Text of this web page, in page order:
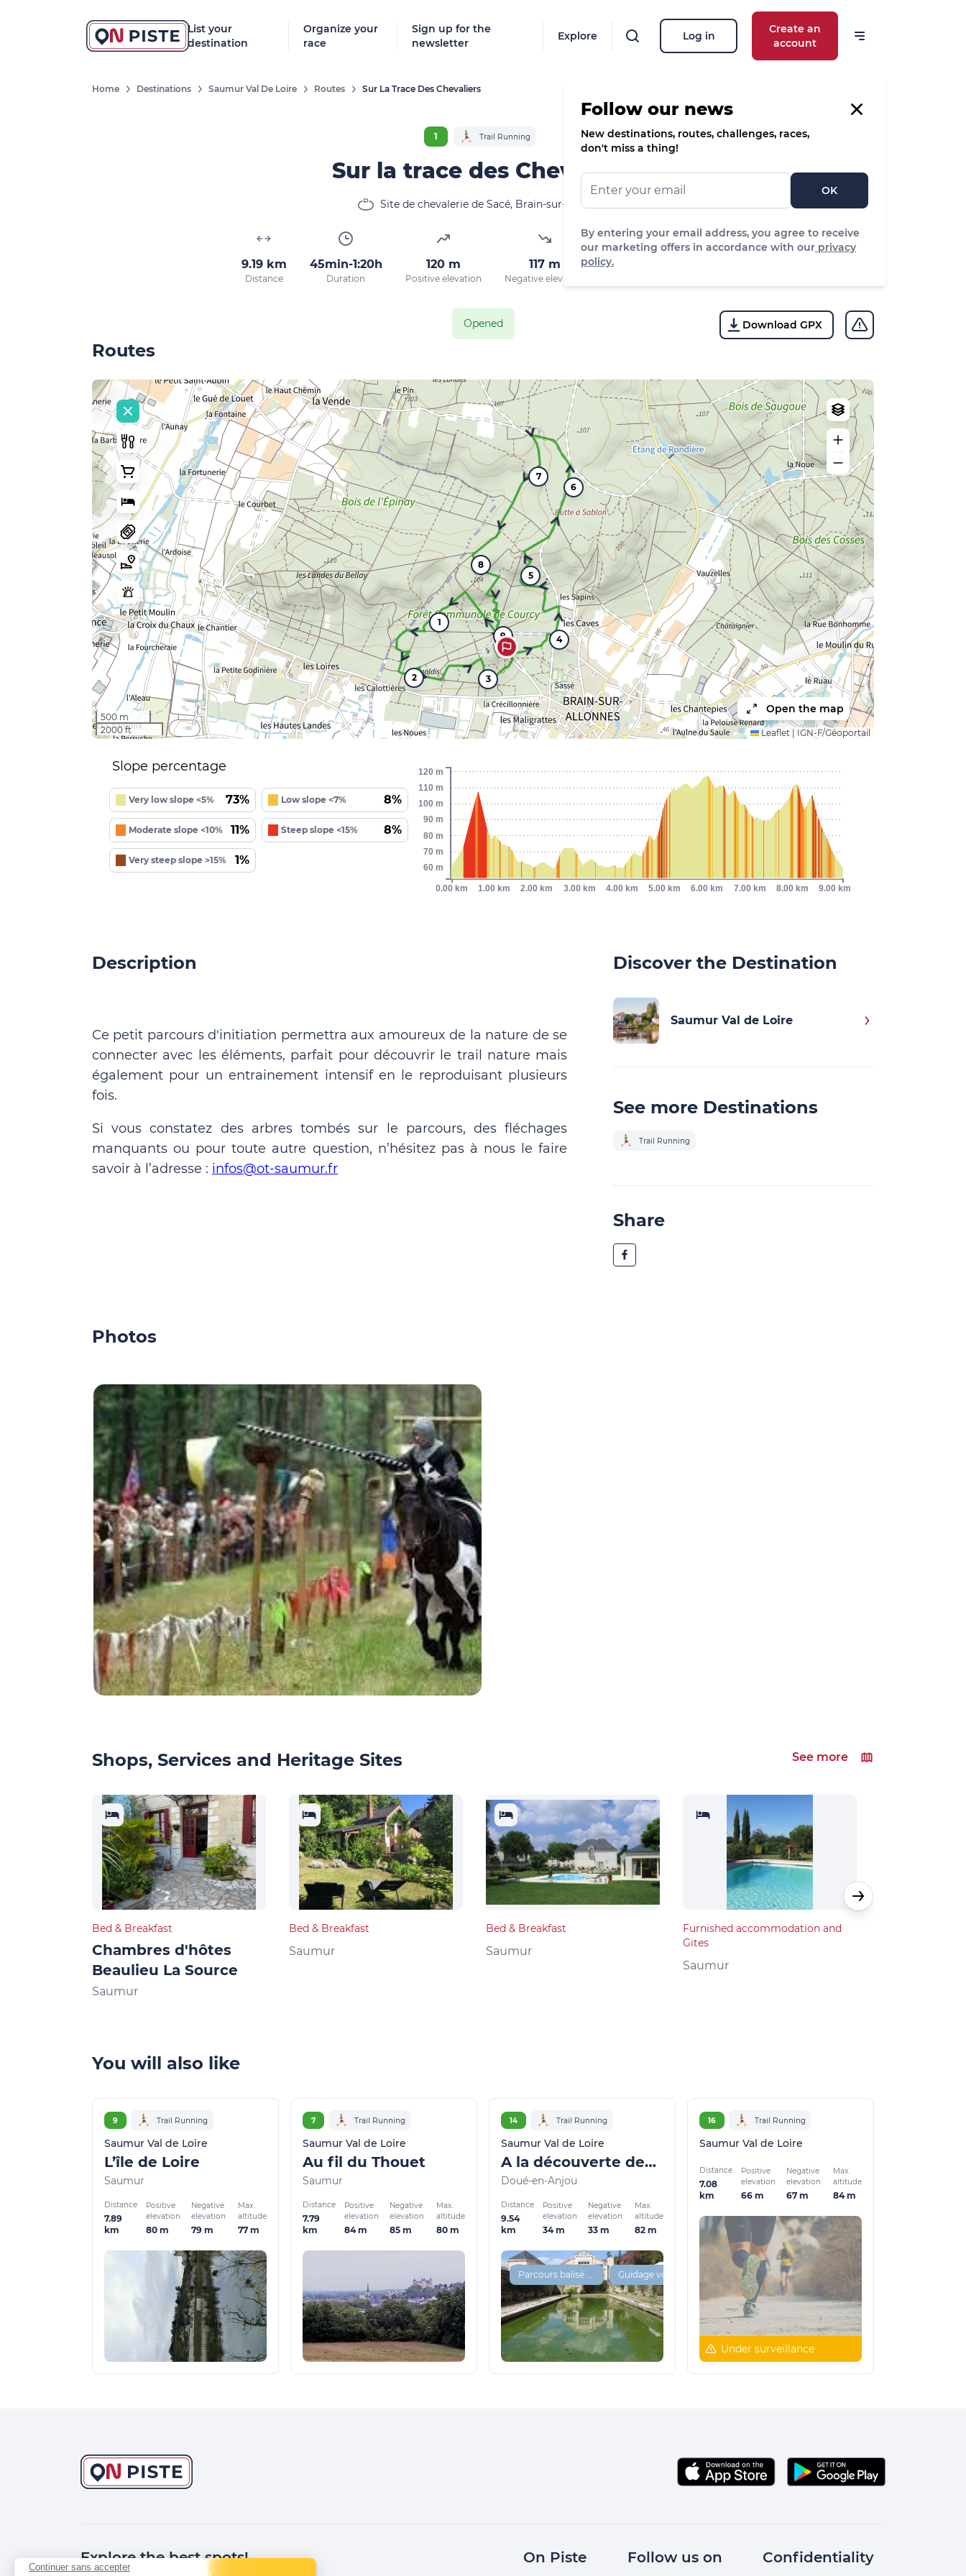
List your
destination
Organize your
race
Sign up for the
newsletter
Explore Log in
Create an
account
Follow our news
New destinations, routes, challenges, races,
don't miss a thing!
OK
By entering your email address, you agree to receive
our marketing offers in accordance with our privacy
policy.
Home Destinations Saumur Val De Loire Routes Sur La Trace Des Chevaliers
1 Trail Running
Sur la trace des Chevaliers
Site de chevalerie de Sacé, Brain-sur-Allonnes
9.19 km
Distance
45min-1:20h
Duration
120 m
Positive elevation
117 m
Negative elevation
Opened Download GPX
Routes
1
2 3
4
5
6
7
8
9
500 m
2000 ft
Open the map
Leaflet IGN-F/Géoportail
Slope percentage
Very low slope <5% 73% Low slope <7% 8%
Moderate slope <10% 11% Steep slope <15% 8%
Very steep slope >15% 1%
0.00 km 1.00 km 2.00 km 3.00 km 4.00 km 5.00 km 6.00 km 7.00 km 8.00 km 9.00 km
60 m
70 m
80 m
90 m
100 m
110 m
120 m
Description
Ce petit parcours d'initiation permettra aux amoureux de la nature de se
connecter avec les éléments, parfait pour découvrir le trail nature mais
également pour un entrainement intensif en le reproduisant plusieurs
fois.
Si vous constatez des arbres tombés sur le parcours, des fléchages
manquants ou pour toute autre question, n’hésitez pas à nous le faire
savoir à l’adresse : infos@ot-saumur.fr
Discover the Destination
Saumur Val de Loire
See more Destinations
Trail Running
Share
Photos
Shops, Services and Heritage Sites See more
Bed & Breakfast
Chambres d'hôtes
Beaulieu La Source
Saumur
Bed & Breakfast
Saumur
Bed & Breakfast
Saumur
Furnished accommodation and
Gites
Saumur
You will also like
9 Trail Running
Saumur Val de Loire
L’île de Loire
Saumur
Distance
7.89
km
Positive
elevation
80 m
Negative
elevation
79 m
Max.
altitude
77 m
7 Trail Running
Saumur Val de Loire
Au fil du Thouet
Saumur
Distance
7.79
km
Positive
elevation
84 m
Negative
elevation
85 m
Max.
altitude
80 m
14 Trail Running
Saumur Val de Loire
A la découverte des ruelles et des venelles de Doué
Doué-en-Anjou
Distance
9.54
km
Positive
elevation
34 m
Negative
elevation
33 m
Max.
altitude
82 m
Parcours balisé ✅
16 Trail Running
Saumur Val de Loire
Distance
7.08
km
Positive
elevation
66 m
Negative
elevation
67 m
Max.
altitude
84 m
Under surveillance
Explore the best spots! On Piste Follow us on Confidentiality
Continuer sans accepter